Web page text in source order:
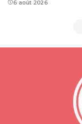
6 août 2026